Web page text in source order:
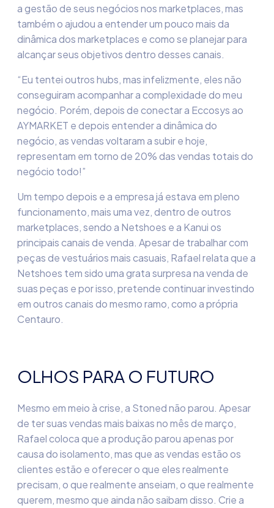
a gestão de seus negócios nosmarketplaces, mas
também o ajudou a entender um pouco mais da
dinâmica dosmarketplaces e como se planejar para
alcançar seus objetivos dentro desses canais.
“Eu tentei outros hubs, mas infelizmente, eles não
conseguiram acompanhar a complexidade do meu
negócio. Porém, depois de conectar a Eccosysao
AYMARKET e depois entender a dinâmica do
negócio, as vendas voltaram a subir e hoje,
representam em torno de 20% das vendas totaisdo
negócio todo!”
Um tempo depois e a empresa já estava em pleno
funcionamento, mais uma vez, dentro deoutros
marketplaces, sendo a Netshoes e a Kanuios
principais canais de venda. Apesar de trabalhar com
peças de vestuários mais casuais, Rafael relata que a
Netshoes tem sido uma grata surpresa na venda de
suas peças e por isso, pretende continuar investindo
em outros canais do mesmo ramo, como a própria
Centauro.
OLHOS PARA O FUTURO
Mesmo em meio à crise, a Stonednão parou. Apesar
de tersuas vendas mais baixas no mês de março,
Rafael coloca que a produção parou apenas por
causa do isolamento, mas que as vendas estãoos
clientes estão e oferecer o que eles realmente
precisam, o que realmente anseiam, o que realmente
querem, mesmo que ainda não saibam disso. Crie a